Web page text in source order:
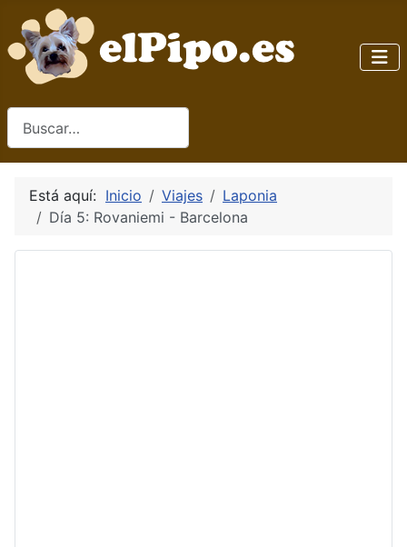
Está aquí: Inicio Viajes
Laponia
Día 5: Rovaniemi - Barcelona